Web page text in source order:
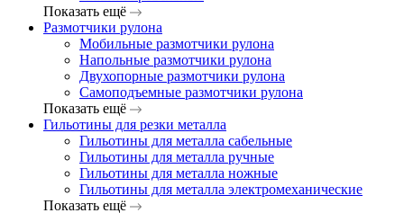
Показать ещё
Размотчики рулона
Мобильные размотчики рулона
Напольные размотчики рулона
Двухопорные размотчики рулона
Самоподъемные размотчики рулона
Показать ещё
Гильотины для резки металла
Гильотины для металла сабельные
Гильотины для металла ручные
Гильотины для металла ножные
Гильотины для металла электромеханические
Показать ещё